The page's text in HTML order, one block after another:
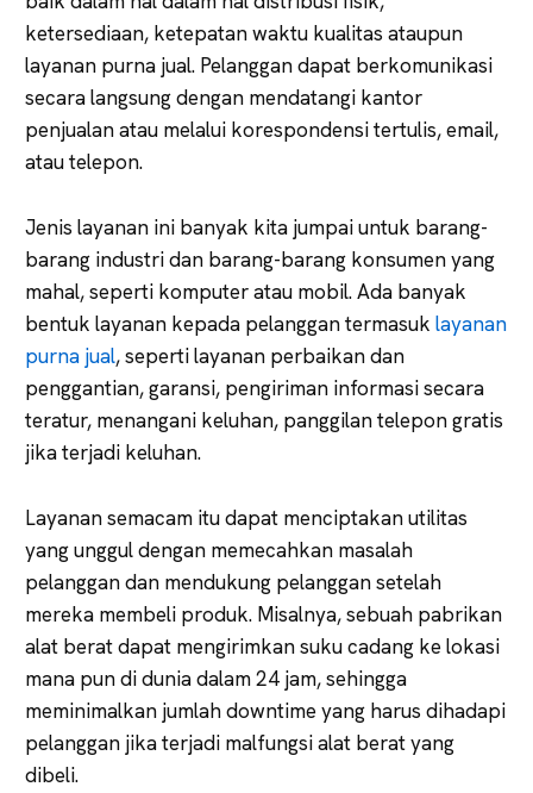
ketersediaan, ketepatan waktu kualitas ataupun
layanan purna jual. Pelanggan dapat berkomunikasi
secara langsung dengan mendatangi kantor
penjualan atau melalui korespondensi tertulis, email,
atau telepon.
Jenis layanan ini banyak kita jumpai untuk barang-
barang industri dan barang-barang konsumen yang
mahal, seperti komputer atau mobil. Ada banyak
bentuk layanan kepada pelanggan termasuk layanan
purna jual, seperti layanan perbaikan dan
penggantian, garansi, pengiriman informasi secara
teratur, menangani keluhan, panggilan telepon gratis
jika terjadi keluhan.
Layanan semacam itu dapat menciptakan utilitas
yang unggul dengan memecahkan masalah
pelanggan dan mendukung pelanggan setelah
mereka membeli produk. Misalnya, sebuah pabrikan
alat berat dapat mengirimkan suku cadang ke lokasi
mana pun di dunia dalam 24 jam, sehingga
meminimalkan jumlah downtime yang harus dihadapi
pelanggan jika terjadi malfungsi alat berat yang
dibeli.